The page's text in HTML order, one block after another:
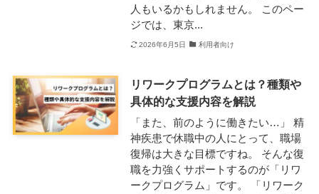
人もいるかもしれません。 このペー
ジでは、東京...
2026年6月5日 利用者向け
リワークプログラムとは？種類や
具体的な支援内容を解説
「また、前のように働きたい…」 精
神疾患で休職中の人にとって、職場
復帰は大きな目標ですね。 そんな復
職を力強くサポートするのが「リワ
ークプログラム」です。 「リワーク